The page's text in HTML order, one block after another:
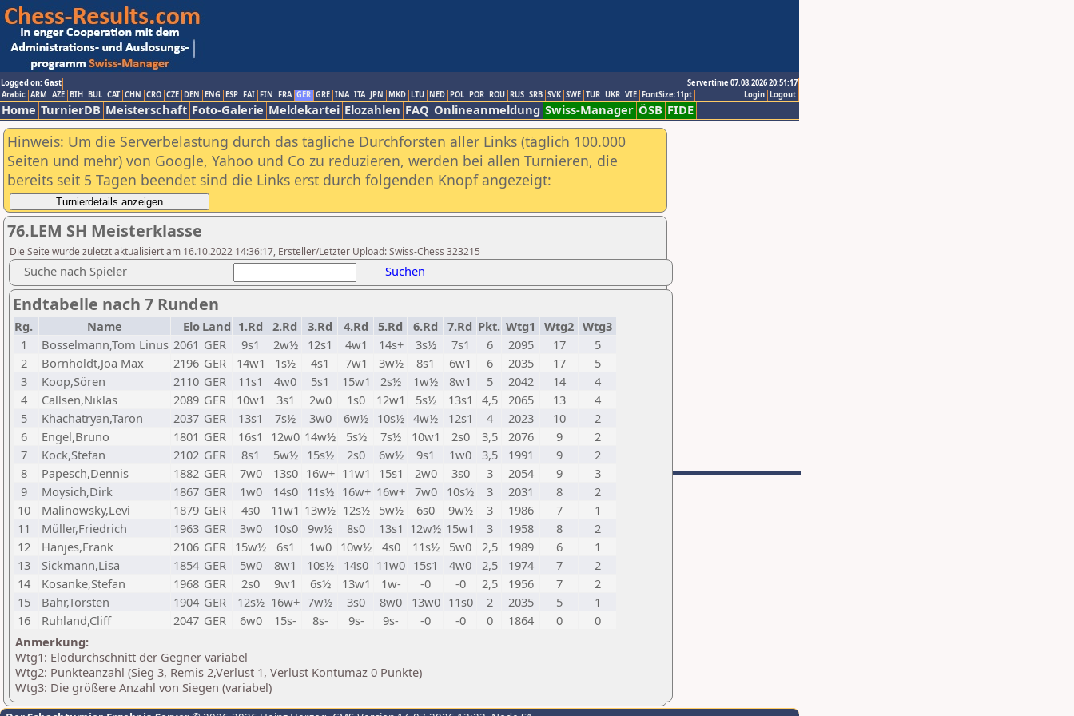
Logged on: Gast
Servertime 07.08.2026 20:51:17
Logout
Login
Arabic ARM AZE BIH BUL CAT CHN CRO CZE DEN ENG ESP FAI FIN FRA GER GRE INA ITA JPN MKD LTU NED POL POR ROU RUS SRB SVK SWE TUR UKR VIE FontSize:11pt
Home TurnierDB Meisterschaft Foto-Galerie Meldekartei Elozahlen FAQ Onlineanmeldung Swiss-Manager ÖSB FIDE
Hinweis: Um die Serverbelastung durch das tägliche Durchforsten aller Links (täglich 100.000
Seiten und mehr) von Google, Yahoo und Co zu reduzieren, werden bei allen Turnieren, die
bereits seit 5 Tagen beendet sind die Links erst durch folgenden Knopf angezeigt:
76.LEM SH Meisterklasse
Die Seite wurde zuletzt aktualisiert am 16.10.2022 14:36:17, Ersteller/Letzter Upload: Swiss-Chess 323215
Suche nach Spieler Suchen
Endtabelle nach 7 Runden
Rg. Name Elo Land 1.Rd 2.Rd 3.Rd 4.Rd 5.Rd 6.Rd 7.Rd Pkt. Wtg1 Wtg2 Wtg3
1
Bosselmann,Tom Linus 2061 GER 9s1 2w½ 12s1 4w1 14s+ 3s½ 7s1 6 2095 17
5
2
Bornholdt,Joa Max 2196 GER 14w1 1s½ 4s1 7w1 3w½ 8s1 6w1 6 2035 17
5
3
Koop,Sören 2110 GER 11s1 4w0 5s1 15w1 2s½ 1w½ 8w1 5 2042 14
4
4
Callsen,Niklas 2089 GER 10w1 3s1 2w0 1s0 12w1 5s½ 13s1 4,5 2065 13
4
5
Khachatryan,Taron 2037 GER 13s1 7s½ 3w0 6w½ 10s½ 4w½ 12s1 4 2023 10
2
6
Engel,Bruno 1801 GER 16s1 12w0 14w½ 5s½ 7s½ 10w1 2s0 3,5 2076 9
2
7
Kock,Stefan 2102 GER 8s1 5w½ 15s½ 2s0 6w½ 9s1 1w0 3,5 1991 9
2
8
Papesch,Dennis 1882 GER 7w0 13s0 16w+ 11w1 15s1 2w0 3s0 3 2054 9
3
9
Moysich,Dirk 1867 GER 1w0 14s0 11s½ 16w+ 16w+ 7w0 10s½ 3 2031 8
2
10
Malinowsky,Levi 1879 GER 4s0 11w1 13w½ 12s½ 5w½ 6s0 9w½ 3 1986 7
1
11
Müller,Friedrich 1963 GER 3w0 10s0 9w½ 8s0 13s1 12w½ 15w1 3 1958 8
2
12
Hänjes,Frank 2106 GER 15w½ 6s1 1w0 10w½ 4s0 11s½ 5w0 2,5 1989 6
1
13
Sickmann,Lisa 1854 GER 5w0 8w1 10s½ 14s0 11w0 15s1 4w0 2,5 1974 7
2
14
Kosanke,Stefan 1968 GER 2s0 9w1 6s½ 13w1 1w- -0 -0 2,5 1956 7
2
15
Bahr,Torsten 1904 GER 12s½ 16w+ 7w½ 3s0 8w0 13w0 11s0 2 2035 5
1
16
Ruhland,Cliff 2047 GER 6w0 15s- 8s- 9s- 9s- -0 -0 0 1864 0
0
Anmerkung:
Wtg1: Elodurchschnitt der Gegner variabel
Wtg2: Punkteanzahl (Sieg 3, Remis 2,Verlust 1, Verlust Kontumaz 0 Punkte)
Wtg3: Die größere Anzahl von Siegen (variabel)